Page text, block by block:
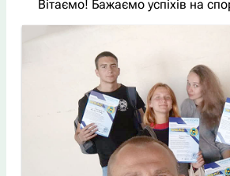
Вітаємо! Бажаємо успіхів на